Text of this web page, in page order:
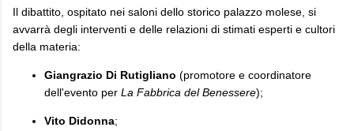
Il dibattito, ospitato nei saloni dello storico palazzo molese, si
avvarrà degli interventi e delle relazioni di stimati esperti e cultori
della materia:
Giangrazio Di Rutigliano (promotore e coordinatore
dell'evento per La Fabbrica del Benessere);
Vito Didonna;